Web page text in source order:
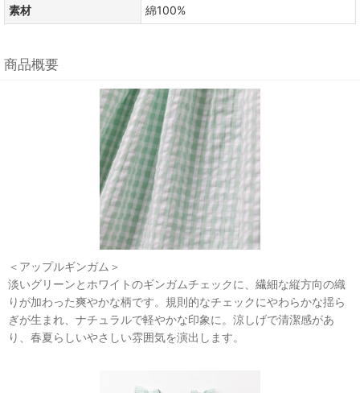
素材 綿100%
商品概要
＜アップルギンガム＞
淡いグリーンとホワイトのギンガムチェックに、繊細な縦方向の織
りが加わった爽やかな柄です。規則的なチェックにやわらかな揺ら
ぎが生まれ、ナチュラルで軽やかな印象に。涼しげで清潔感があ
り、春夏らしいやさしい雰囲気を演出します。